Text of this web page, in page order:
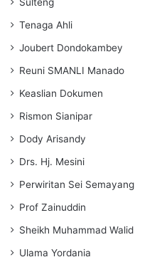
Tenaga Ahli
Joubert Dondokambey
Reuni SMANLI Manado
Keaslian Dokumen
Rismon Sianipar
Dody Arisandy
Drs. Hj. Mesini
Perwiritan Sei Semayang
Prof Zainuddin
Sheikh Muhammad Walid
Ulama Yordania